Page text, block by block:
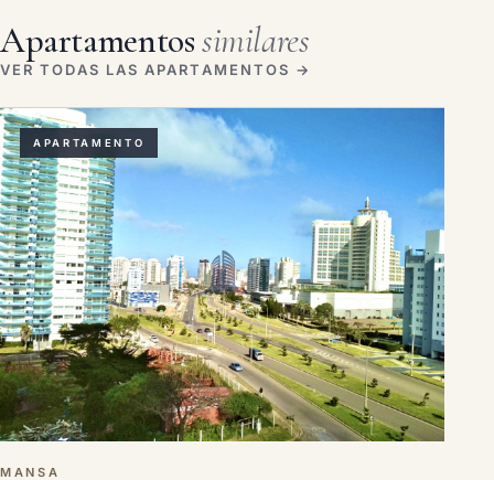
Apartamentossimilares
VER TODAS LAS APARTAMENTOS →
APARTAMENTO
MANSA